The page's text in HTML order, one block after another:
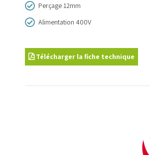
Perçage 12mm
Alimentation 400V
Télécharger la fiche technique